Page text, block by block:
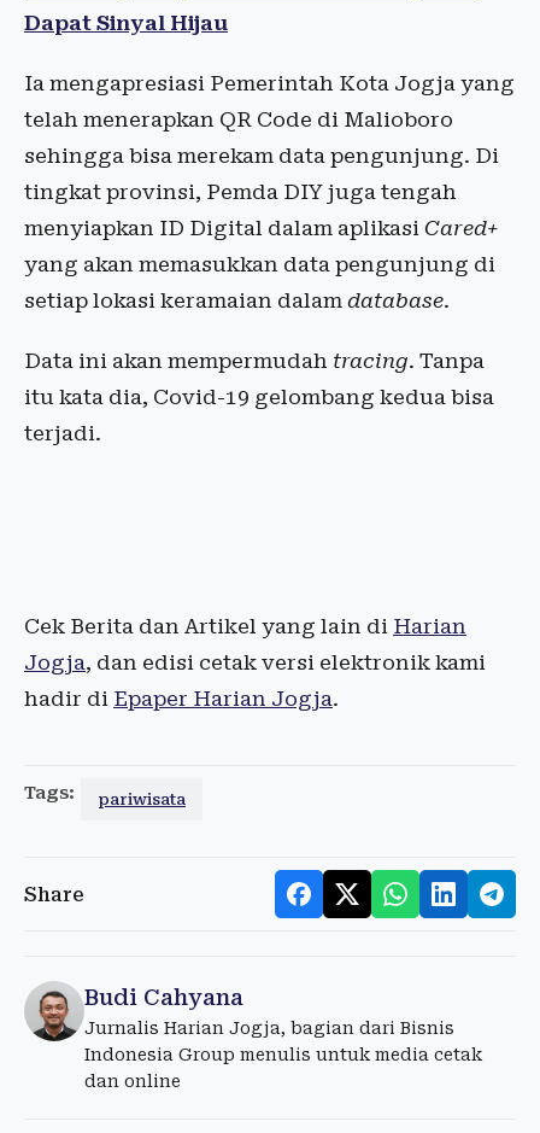
Dapat Sinyal Hijau
Ia mengapresiasi Pemerintah Kota Jogja yang
telah menerapkan QR Code di Malioboro
sehingga bisa merekam data pengunjung. Di
tingkat provinsi, Pemda DIY juga tengah
menyiapkan ID Digital dalam aplikasi Cared+
yang akan memasukkan data pengunjung di
setiap lokasi keramaian dalam database.
Data ini akan mempermudah tracing. Tanpa
itu kata dia, Covid-19 gelombang kedua bisa
terjadi.
Cek Berita dan Artikel yang lain di Harian
Jogja, dan edisi cetak versi elektronik kami
hadir di Epaper Harian Jogja.
Tags: pariwisata
Share
Budi Cahyana
Jurnalis Harian Jogja, bagian dari Bisnis
Indonesia Group menulis untuk media cetak
dan online